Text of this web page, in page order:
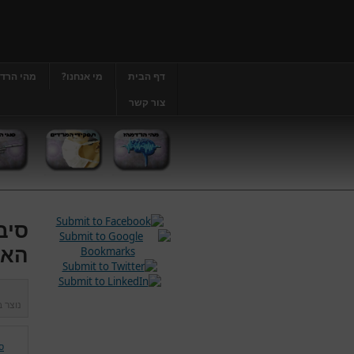
דף הבית מי אנחנו? מהי
צור קשר
נוצר